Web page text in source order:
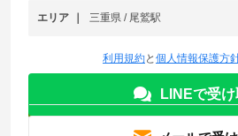
エリア 三重県 / 尾鷲駅
利用規約と 個人情報保護方
LINEで受け